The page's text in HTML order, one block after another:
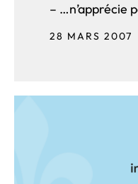
– …n’apprécie
28 MARS 2007